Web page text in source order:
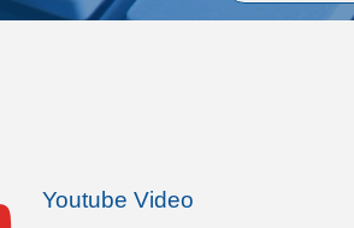
Youtube Video